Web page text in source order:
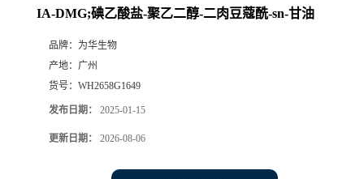
IA-DMG;碘乙酸盐-聚乙二醇-二肉豆蔻酰-sn-甘油
品牌： 为华生物
产地： 广州
货号： WH2658G1649
发布日期： 2025-01-15
更新日期： 2026-08-06